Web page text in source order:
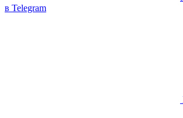
в Telegram